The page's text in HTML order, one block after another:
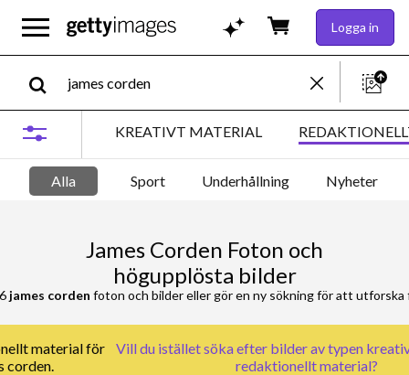
Logga in
KREATIVT MATERIAL
Alla Sport Underhållning Nyheter
James Corden Foton och
högupplösta bilder
james corden foton och bilder eller gör en ny sökning för att utforska
material för
corden.
Vill du istället söka efter bilder av typen
redaktionellt material?